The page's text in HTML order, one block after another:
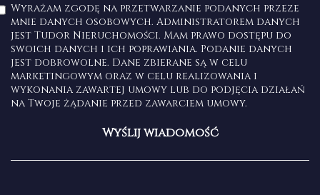
Wyrażam zgodę na przetwarzanie podanych przeze
mnie danych osobowych. Administratorem danych
jest Tudor Nieruchomości. Mam prawo dostępu do
swoich danych i ich poprawiania. Podanie danych
jest dobrowolne. Dane zbierane są w celu
marketingowym oraz w celu realizowania i
wykonania zawartej umowy lub do podjęcia działań
na Twoje żądanie przed zawarciem umowy.